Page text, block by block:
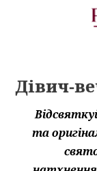
Дівич-
та